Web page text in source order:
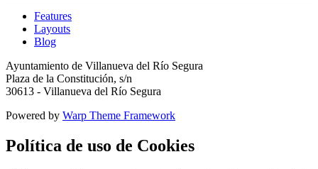
Features
Layouts
Blog
Ayuntamiento de Villanueva del Río Segura
Plaza de la Constitución, s/n
30613 - Villanueva del Río Segura
Powered by Warp Theme Framework
Política de uso de Cookies